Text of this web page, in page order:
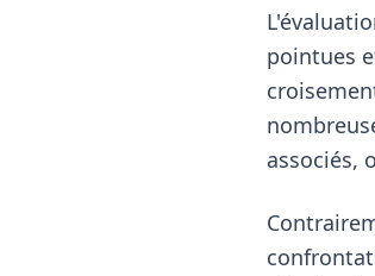
pointues
associés,